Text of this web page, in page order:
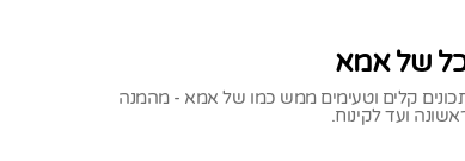
של אמא
קלים וטעימים ממש כמו של אמא - מהמנה
ועד לקינוח.